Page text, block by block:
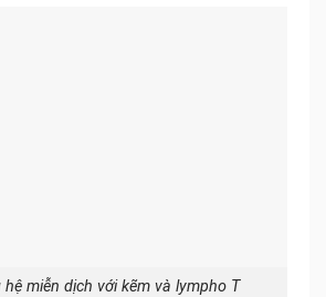
hệ miễn dịch với kẽm và lympho T